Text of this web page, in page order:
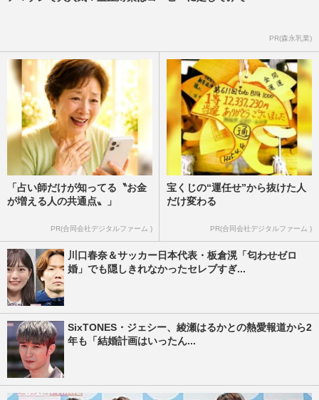
PR(森永乳業)
「占い師だけが知ってる〝お金
が増える人の共通点〟」
PR(合同会社デジタルファーム )
宝くじの“運任せ”から抜けた人
だけ変わる
PR(合同会社デジタルファーム )
川口春奈＆サッカー日本代表・板倉滉「匂わせゼロ
婚」でも隠しきれなかったセレブすぎ...
SixTONES・ジェシー、綾瀬はるかとの熱愛報道から2
年も「結婚計画はいったん...